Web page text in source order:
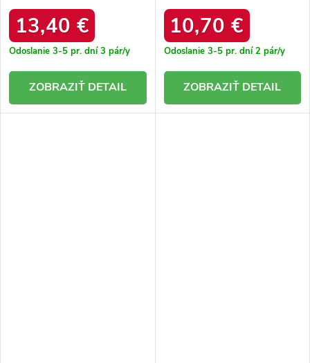
LEOPARD
13,40 €
Odoslanie 3-5 pr. dní3 pár/y
DETAIL
10,70 €
Odoslanie 3-5 pr. dní2 pár/y
DETAIL